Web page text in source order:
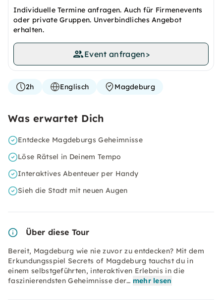
Individuelle Termine anfragen. Auch für Firmenevents
oder private Gruppen. Unverbindliches Angebot
erhalten.
Event anfragen>
2h Englisch Magdeburg
Was erwartet Dich
Entdecke Magdeburgs Geheimnisse
Löse Rätsel in Deinem Tempo
Interaktives Abenteuer per Handy
Sieh die Stadt mit neuen Augen
Über diese Tour
Bereit, Magdeburg wie nie zuvor zu entdecken? Mit dem
Erkundungsspiel Secrets of Magdeburg tauchst du in
einem selbstgeführten, interaktiven Erlebnis in die
faszinierendsten Geheimnisse der… mehr lesen